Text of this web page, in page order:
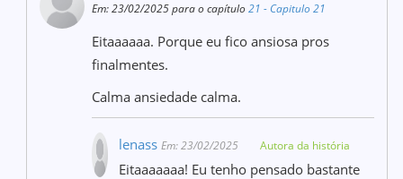
Em: 23/02/2025 para o capítulo21 - Capitulo 21
Eitaaaaaa. Porque eu fico ansiosa pros
finalmentes.
Calma ansiedade calma.
lenass Em: 23/02/2025 Autora da história
Eitaaaaaaa! Eu tenho pensado bastante